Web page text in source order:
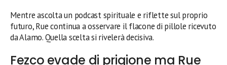
Mentre ascolta un podcast spirituale e riflette sul proprio
futuro, Rue continua a osservare il flacone di pillole ricevuto
da Alamo. Quella scelta si rivelerà decisiva.
Fezco evade di prigione ma Rue